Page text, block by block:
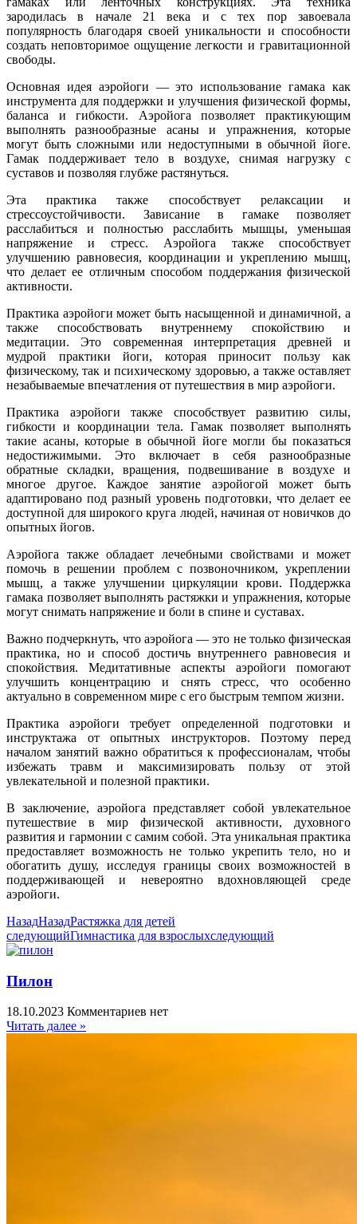
зародилась в начале 21 века и с тех пор завоевала
популярность благодаря своей уникальности и способности
создать неповторимое ощущение легкости и гравитационной
свободы.
Основная идея аэройоги — это использование гамака как
инструмента для поддержки и улучшения физической формы,
баланса и гибкости. Аэройога позволяет практикующим
выполнять разнообразные асаны и упражнения, которые
могут быть сложными или недоступными в обычной йоге.
Гамак поддерживает тело в воздухе, снимая нагрузку с
суставов и позволяя глубже растянуться.
Эта практика также способствует релаксации и
стрессоустойчивости. Зависание в гамаке позволяет
расслабиться и полностью расслабить мышцы, уменьшая
напряжение и стресс. Аэройога также способствует
улучшению равновесия, координации и укреплению мышц,
что делает ее отличным способом поддержания физической
активности.
Практика аэройоги может быть насыщенной и динамичной, а
также способствовать внутреннему спокойствию и
медитации. Это современная интерпретация древней и
мудрой практики йоги, которая приносит пользу как
физическому, так и психическому здоровью, а также оставляет
незабываемые впечатления от путешествия в мир аэройоги.
Практика аэройоги также способствует развитию силы,
гибкости и координации тела. Гамак позволяет выполнять
такие асаны, которые в обычной йоге могли бы показаться
недостижимыми. Это включает в себя разнообразные
обратные складки, вращения, подвешивание в воздухе и
многое другое. Каждое занятие аэройогой может быть
адаптировано под разный уровень подготовки, что делает ее
доступной для широкого круга людей, начиная от новичков до
опытных йогов.
Аэройога также обладает лечебными свойствами и может
помочь в решении проблем с позвоночником, укреплении
мышц, а также улучшении циркуляции крови. Поддержка
гамака позволяет выполнять растяжки и упражнения, которые
могут снимать напряжение и боли в спине и суставах.
Важно подчеркнуть, что аэройога — это не только физическая
практика, но и способ достичь внутреннего равновесия и
спокойствия. Медитативные аспекты аэройоги помогают
улучшить концентрацию и снять стресс, что особенно
актуально в современном мире с его быстрым темпом жизни.
Практика аэройоги требует определенной подготовки и
инструктажа от опытных инструкторов. Поэтому перед
началом занятий важно обратиться к профессионалам, чтобы
избежать травм и максимизировать пользу от этой
увлекательной и полезной практики.
В заключение, аэройога представляет собой увлекательное
путешествие в мир физической активности, духовного
развития и гармонии с самим собой. Эта уникальная практика
предоставляет возможность не только укрепить тело, но и
обогатить душу, исследуя границы своих возможностей в
поддерживающей и невероятно вдохновляющей среде
аэройоги.
НазадНазадРастяжка для детей
следующийГимнастика для взрослыхследующий
Пилон
18.10.2023 Комментариев нет
Читать далее »